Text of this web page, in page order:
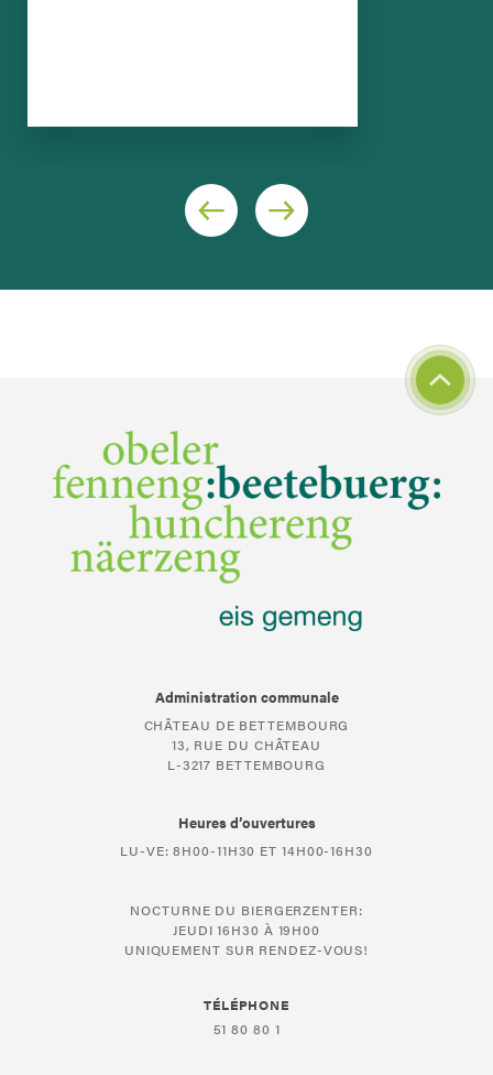
Administration communale
CHÂTEAU DE BETTEMBOURG
13, RUE DU CHÂTEAU
L-3217 BETTEMBOURG
Heures d’ouvertures
LU-VE: 8H00-11H30 ET 14H00-16H30
NOCTURNE DU BIERGERZENTER:
JEUDI 16H30 À 19H00
UNIQUEMENT SUR RENDEZ-VOUS!
TÉLÉPHONE
51 80 80 1